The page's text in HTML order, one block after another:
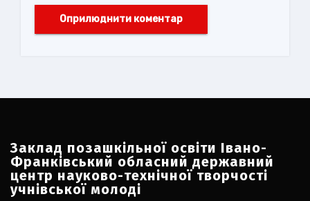
Заклад позашкільної освіти Івано-
Франківський обласний державний
центр науково-технічної творчості
учнівської молоді